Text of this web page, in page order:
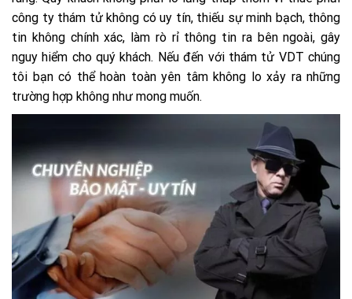
công ty thám tử không có uy tín, thiếu sự minh bạch, thông
tin không chính xác, làm rò rỉ thông tin ra bên ngoài, gây
nguy hiểm cho quý khách. Nếu đến với thám tử VDT chúng
tôi bạn có thể hoàn toàn yên tâm không lo xảy ra những
trường hợp không như mong muốn.